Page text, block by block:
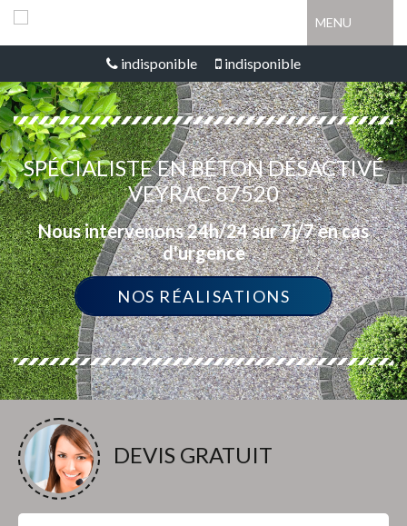
MENU
indisponible indisponible
SPÉCIALISTE EN BÉTON DÉSACTIVÉ
VEYRAC 87520
Nous intervenons 24h/24 sur 7j/7 en cas
d'urgence
NOS RÉALISATIONS
DEVIS GRATUIT